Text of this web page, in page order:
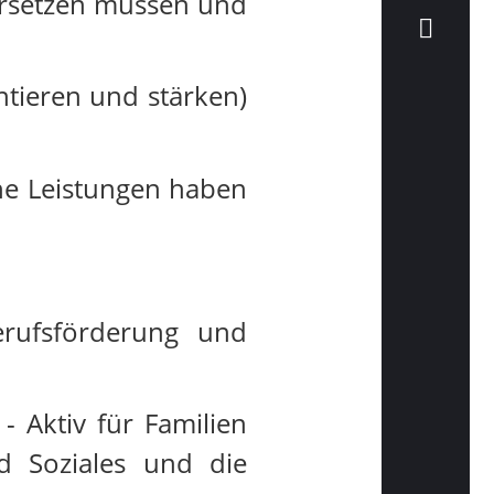
und stärken)
Leistungen haben
und
- Aktiv für Familien
Soziales und die